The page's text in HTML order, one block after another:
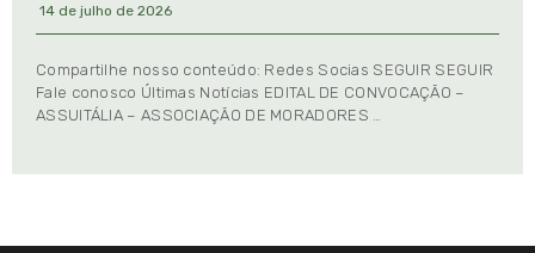
14 de julho de 2026
Compartilhe nosso conteúdo: Redes Socias SEGUIR SEGUIR
Fale conosco Últimas Notícias EDITAL DE CONVOCAÇÃO –
ASSUITÁLIA – ASSOCIAÇÃO DE MORADORES …